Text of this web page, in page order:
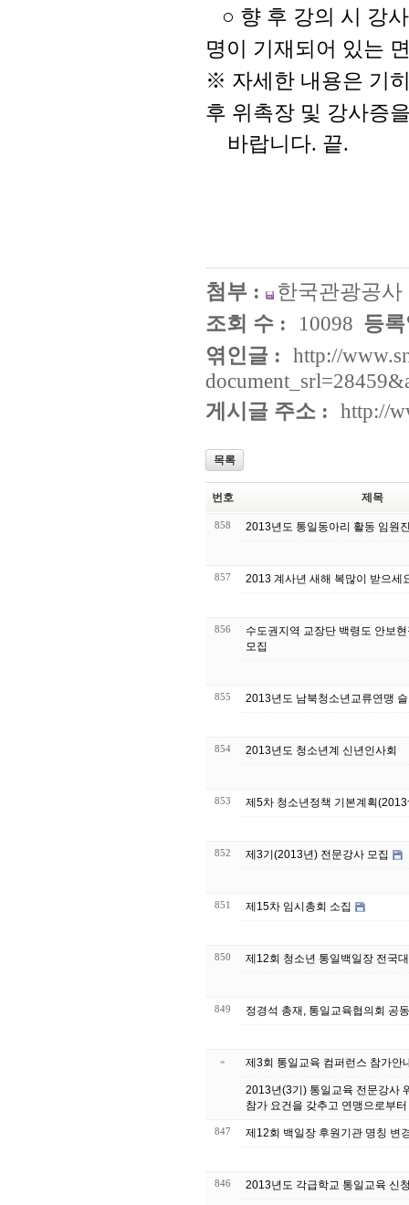
○ 향 후 강의 시 강
명이 기재되어 있는
※ 자세한 내용은 기
후 위촉장 및 강사증
바랍니다. 끝.
첨부 :
한국관광공사
조회 수 :
10098 등
엮인글 : http://
게시글 주소 : http://
목록
번호 제목
858 2013년도 통일동아리 활동 임원
857 2013 계사년 새해 복많이 받으세
856
수도권지역 교장단 백령도 안보
모집
855 2013년도 남북청소년교류연맹
854 2013년도 청소년계 신년인사회
853 제5차 청소년정책 기본계획
852 제3기(2013년) 전문강사 모집
851 제15차 임시총회 소집
850 제12회 청소년 통일백일장 전국
849 정경석 총재, 통일교육협의회 공
» 제3회 통일교육 컴퍼런스 참가안
2013년(3기) 통일교육 전문강사 워크숍 참가안내 남북청소년교류연맹이 시행하는 제3회
847 제12회 백일장 후원기관 명칭 변
846 2013년도 각급학교 통일교육 신